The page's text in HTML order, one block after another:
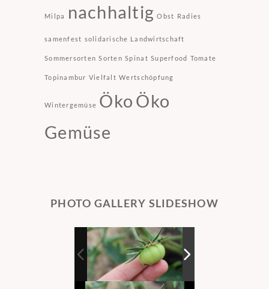
Milpa nachhaltig Obst Radies
samenfest solidarische Landwirtschaft
Sommersorten Sorten Spinat Superfood Tomate
Topinambur Vielfalt Wertschöpfung
Wintergemüse Öko Öko
Gemüse
PHOTO GALLERY SLIDESHOW